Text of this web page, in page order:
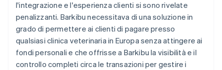
l'integrazione e l'esperienza clienti si sono rivelate
penalizzanti. Barkibu necessitava di una soluzione in
grado di permettere ai clienti di pagare presso
qualsiasi clinica veterinaria in Europa senza attingere ai
fondi personali e che offrisse a Barkibu la visibilità e il
controllo completi circa le transazioni per gestire i